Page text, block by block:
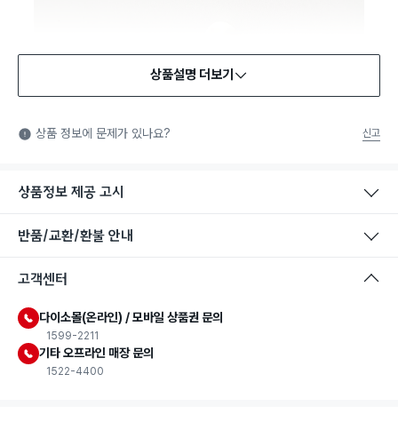
식품용 기구: 식품위생법에서 정한 규격에 따라 제조되어 식품 또
는 식품첨가물에 사용할 수 있는 식품용기구라는 표시입니다.
상품설명 더보기
상품 정보에 문제가 있나요? 신고
상품정보 제공 고시
반품/교환/환불 안내
고객센터
다이소몰(온라인) / 모바일 상품권 문의
1599-2211
기타 오프라인 매장 문의
1522-4400